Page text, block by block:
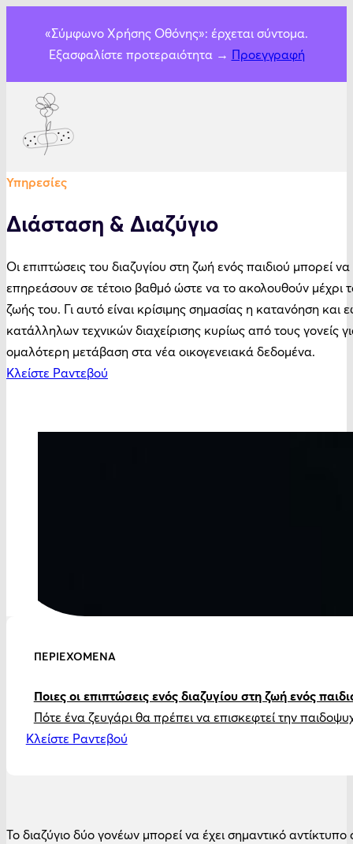
«Σύμφωνο Χρήσης Οθόνης»: έρχεται σύντομα.
Εξασφαλίστε προτεραιότητα → Προεγγραφή
Υπηρεσίες
Διάσταση & Διαζύγιο
Οι επιπτώσεις του διαζυγίου στη ζωή ενός παιδιού μπορεί να
επηρεάσουν σε τέτοιο βαθμό ώστε να το ακολουθούν μέχρι
ζωής του. Γι αυτό είναι κρίσιμης σημασίας η κατανόηση και
κατάλληλων τεχνικών διαχείρισης κυρίως από τους γονείς
ομαλότερη μετάβαση στα νέα οικογενειακά δεδομένα.
Κλείστε Ραντεβού
Το διαζύγιο δύο γονέων μπορεί να έχει σημαντικό
ΠΕΡΙΕΧΌΜΕΝΑ
Ποιες οι επιπτώσεις ενός διαζυγίου στη ζωή ενός
Πότε ένα ζευγάρι θα πρέπει να επισκεφτεί την
Κλείστε Ραντεβού